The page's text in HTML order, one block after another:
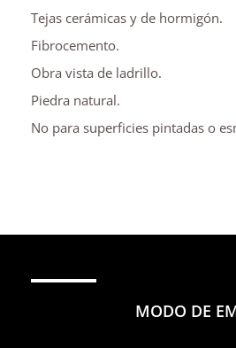
Tejas cerámicas y de hormigón.
Fibrocemento.
Obra vista de ladrillo.
Piedra natural.
No para superficies pintadas o
MODO DE